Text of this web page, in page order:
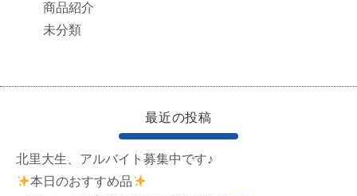
商品紹介
未分類
最近の投稿
北里大生、アルバイト募集中です♪
本日のおすすめ品